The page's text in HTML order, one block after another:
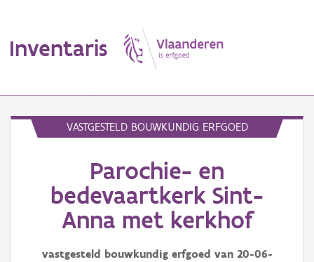
Inventaris
Aanduidingsobject
Waarneming
VASTGESTELD BOUWKUNDIG ERFGOED
Parochie- en
bedevaartkerk Sint-
Anna met kerkhof
vastgesteld bouwkundig erfgoed van 20-06-